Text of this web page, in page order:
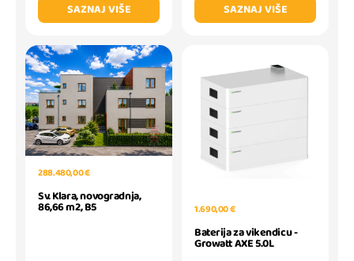
SAZNAJ VIŠE
SAZNAJ VIŠE
288.480,00 €
Sv. Klara, novogradnja,
86,66 m2, B5 1.690,00 €
Baterija za vikendicu -
Growatt AXE 5.0L